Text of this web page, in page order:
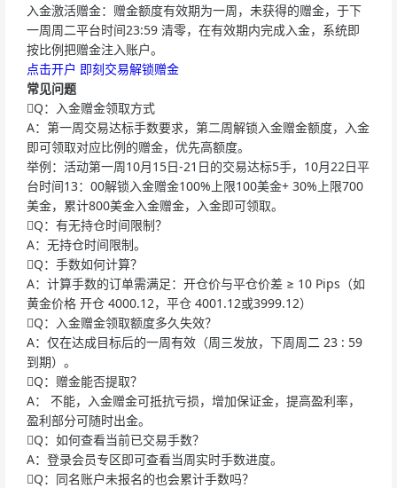
入金激活赠金：赠金额度有效期为一周，未获得的赠金，于下
一周周二平台时间23:59 清零，在有效期内完成入金，系统即
按比例把赠金注入账户。
点击开户 即刻交易解锁赠金
常见问题
Q：入金赠金领取方式
A：第一周交易达标手数要求，第二周解锁入金赠金额度，入金
即可领取对应比例的赠金，优先高额度。
举例：活动第一周10月15日-21日的交易达标5手，10月22日平
台时间13：00解锁入金赠金100%上限100美金+ 30%上限700
美金，累计800美金入金赠金，入金即可领取。
Q：有无持仓时间限制？
A：无持仓时间限制。
Q：手数如何计算？
A：计算手数的订单需满足：开仓价与平仓价差 ≥ 10 Pips（如
黄金价格 开仓 4000.12，平仓 4001.12或3999.12）
Q：入金赠金领取额度多久失效？
A：仅在达成目标后的一周有效（周三发放，下周周二 23 : 59
到期）。
Q：赠金能否提取？
A： 不能，入金赠金可抵抗亏损，增加保证金，提高盈利率，
盈利部分可随时出金。
Q：如何查看当前已交易手数？
A：登录会员专区即可查看当周实时手数进度。
Q：同名账户未报名的也会累计手数吗？